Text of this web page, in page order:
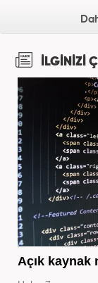
İLGİNİZİ
Açık kaynak